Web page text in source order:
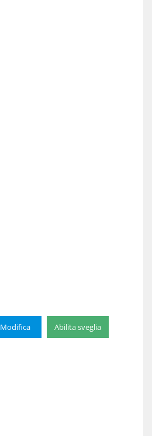
Modifica Abilita sveglia